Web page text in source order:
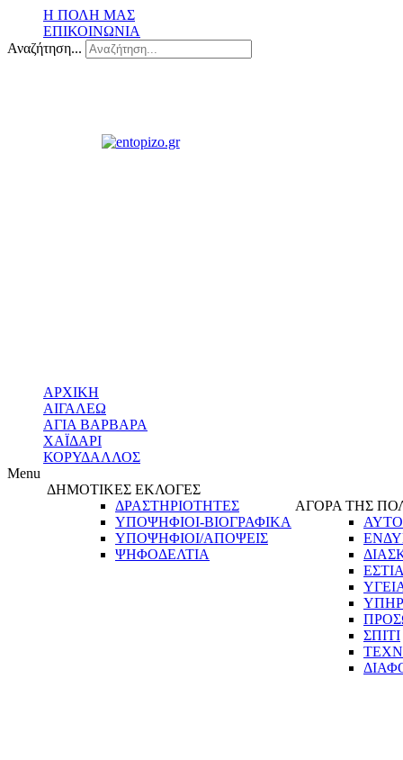
Η ΠΟΛΗ ΜΑΣ
ΕΠΙΚΟΙΝΩΝΙΑ
Αναζήτηση...
ΑΡΧΙΚΗ
ΑΙΓΑΛΕΩ
ΑΓΙΑ ΒΑΡΒΑΡΑ
ΧΑΪΔΑΡΙ
ΚΟΡΥΔΑΛΛΟΣ
Menu
ΔΗΜΟΤΙΚΕΣ ΕΚΛΟΓΕΣ
ΔΡΑΣΤΗΡΙΟΤΗΤΕΣ
ΥΠΟΨΗΦΙΟΙ-ΒΙΟΓΡΑΦΙΚΑ
ΥΠΟΨΗΦΙΟΙ/ΑΠΟΨΕΙΣ
ΨΗΦΟΔΕΛΤΙΑ
ΑΓΟΡΑ ΤΗΣ
ΣΠΙΤΙ